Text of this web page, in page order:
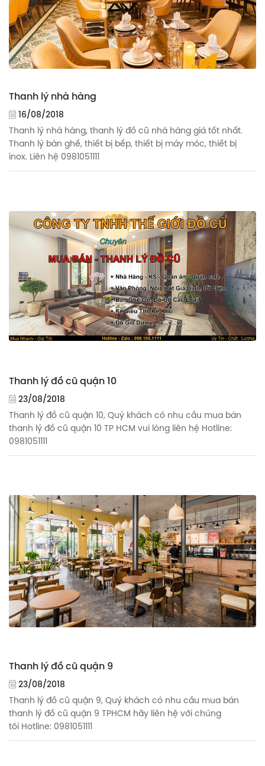
Thanh lý nhà hàng
16/08/2018
Thanh lý nhà hàng, thanh lý đồ cũ nhà hàng giá tốt nhất.
Thanh lý bàn ghế, thiết bị bếp, thiết bị máy móc, thiết bị
inox. Liên hệ 0981051111
Thanh lý đồ cũ quận 10
23/08/2018
Thanh lý đồ cũ quận 10, Quý khách có nhu cầu mua bán
thanh lý đồ cũ quận 10 TP HCM vui lòng liên hệ Hotline:
0981051111
Thanh lý đồ cũ quận 9
23/08/2018
Thanh lý đồ cũ quận 9, Quý khách có nhu cầu mua bán
thanh lý đồ cũ quận 9 TPHCM hãy liên hệ với chúng
tôi Hotline: 0981051111